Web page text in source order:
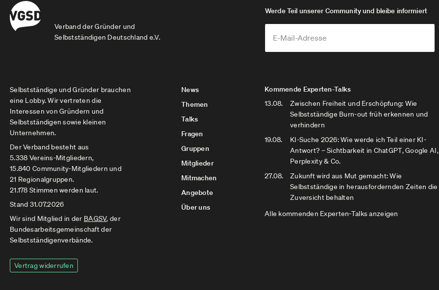
Verband der Gründer und
Selbstständigen Deutschland e.V.
Werde Teil unserer Community und bleibe informiert
Selbstständige und Gründer brauchen
eine Lobby. Wir vertreten die
Interessen von Gründern und
Selbstständigen sowie kleinen
Unternehmen.
Der Verband besteht aus
5.338 Vereins-Mitgliedern,
15.840 Community-Mitgliedern und
21 Regionalgruppen.
21.178 Stimmen werden laut.
Stand 31.07.2026
Wir sind Mitglied in der BAGSV, der
Bundesarbeitsgemeinschaft der
Selbstständigenverbände.
Vertrag widerrufen
News
Themen
Talks
Fragen
Gruppen
Mitglieder
Mitmachen
Angebote
Über uns
Kommende Experten-Talks
13.08.
Zwischen Freiheit und Erschöpfung: Wie
Selbstständige Burn-out früh erkennen und
verhindern
19.08.
KI-Suche 2026: Wie werde ich Teil einer KI-
Antwort? – Sichtbarkeit in ChatGPT, Google AI,
Perplexity & Co.
27.08.
Zukunft wird aus Mut gemacht: Wie
Selbstständige in herausfordernden Zeiten die
Zuversicht behalten
Alle kommenden Experten-Talks anzeigen